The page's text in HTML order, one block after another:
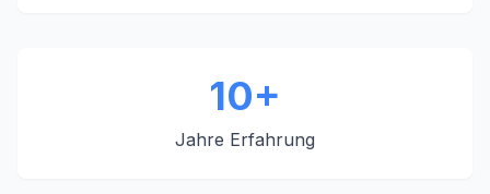
10+
Jahre Erfahrung